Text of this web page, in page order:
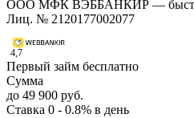
ООО МФК ВЭББАНКИР —
Лиц. № 2120177002077
4,7
Первый займ бесплатно
Сумма
до 49 900 руб.
Ставка 0 - 0.8% в день